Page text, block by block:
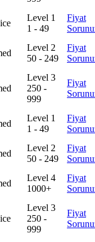
Level 1
1 - 49
Fiyat
Level 2
50 - 249
Fiyat
Level 3
250 -
999
Fiyat
Level 1
1 - 49
Fiyat
Level 2
50 - 249
Fiyat
Level 4
1000+
Fiyat
Level 3
250 -
999
Fiyat